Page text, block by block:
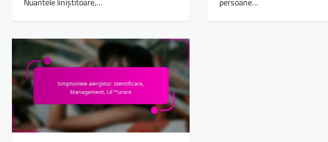
Nuantele liniștitoare,…
persoane…